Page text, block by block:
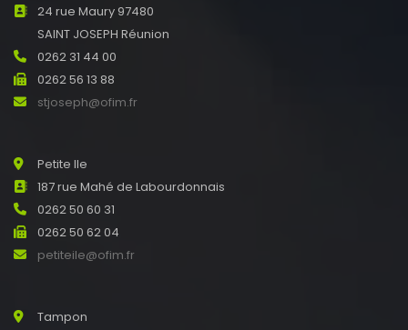
24 rue Maury 97480
SAINT JOSEPH Réunion
0262 31 44 00
0262 56 13 88
stjoseph@ofim.fr
Petite Ile
187 rue Mahé de Labourdonnais
0262 50 60 31
0262 50 62 04
petiteile@ofim.fr
Tampon